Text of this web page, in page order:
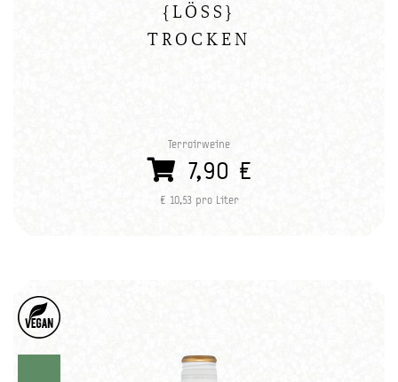
{LÖSS}
TROCKEN
Terroirweine
7,90 €
€ 10,53 pro Liter